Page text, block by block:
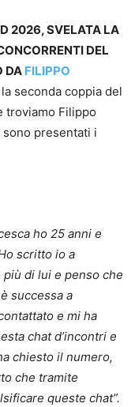
2026, SVELATA LA
DEL
DA FILIPPO
seconda coppia del
troviamo Filippo
presentati i
ho 25 anni e
scritto io a
di lui e penso che
successa a
e mi ha
chat d’incontri e
chiesto il numero,
che tramite
queste chat”.